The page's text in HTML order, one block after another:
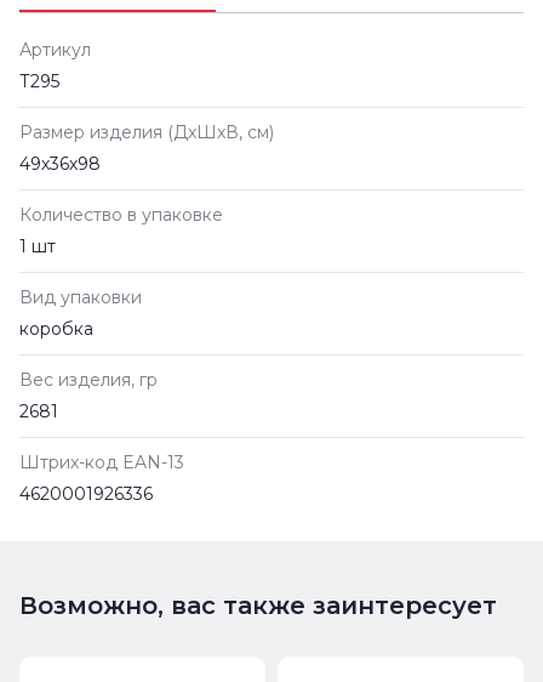
Артикул
Т295
Размер изделия (ДxШxВ, см)
49х36х98
Количество в упаковке
1 шт
Вид упаковки
коробка
Вес изделия, гр
2681
Штрих-код EAN-13
4620001926336
Возможно, вас также заинтересует